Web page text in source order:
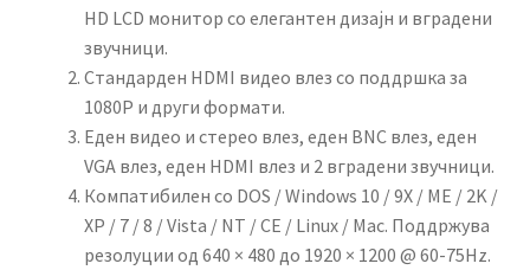
HD LCD монитор со елегантен дизајн и вградени
звучници.
Стандарден HDMI видео влез со поддршка за
1080P и други формати.
Еден видео и стерео влез, еден BNC влез, еден
VGA влез, еден HDMI влез и 2 вградени звучници.
Компатибилен со DOS / Windows 10 / 9X / ME / 2K /
XP / 7 / 8 / Vista / NT / CE / Linux / Mac. Поддржува
резолуции од 640 × 480 до 1920 × 1200 @ 60-75Hz.